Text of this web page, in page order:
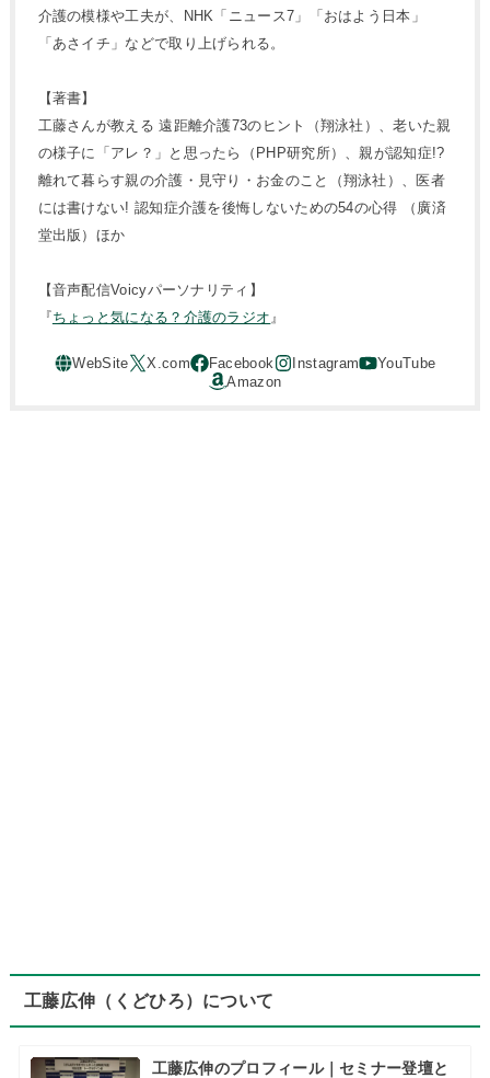
介護の模様や工夫が、NHK「ニュース7」「おはよう日本」
「あさイチ」などで取り上げられる。
【著書】
工藤さんが教える 遠距離介護73のヒント（翔泳社）、老いた親
の様子に「アレ？」と思ったら（PHP研究所）、親が認知症!?
離れて暮らす親の介護・見守り・お金のこと（翔泳社）、医者
には書けない! 認知症介護を後悔しないための54の心得 （廣済
堂出版）ほか
【音声配信Voicyパーソナリティ】
『ちょっと気になる？介護のラジオ 』
工藤広伸（くどひろ）について
工藤広伸のプロフィール｜セミナー登壇と